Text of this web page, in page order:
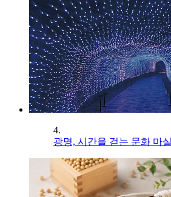
4.
광명, 시간을 걷는 문화 마